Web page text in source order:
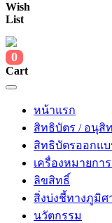
Wish
List
0
Cart
หน้าแรก
สิทธิบัตร / อนุสิ
สิทธิบัตรออกแ
เครื่องหมายกา
ลิขสิทธิ์
สิ่งบ่งชี้ทางภูมิศ
นวัตกรรม